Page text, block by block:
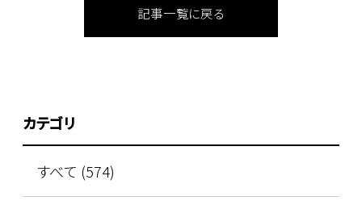
記事一覧に戻る
カテゴリ
すべて (574)